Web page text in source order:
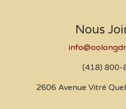
Nous
(418) 800-
2606 Avenue Vitré